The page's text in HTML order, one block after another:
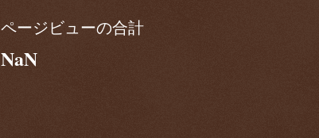
ページビューの合計
NaN